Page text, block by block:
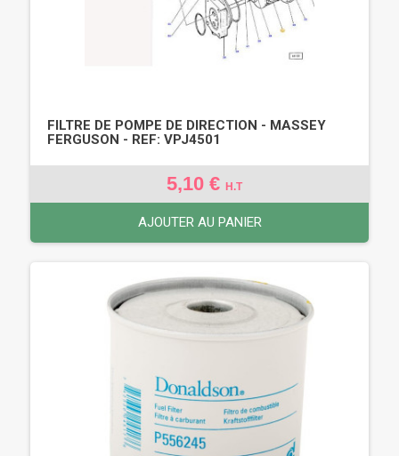
FILTRE DE POMPE DE DIRECTION - MASSEY
FERGUSON - REF: VPJ4501
5,10 € H.T
AJOUTER AU PANIER